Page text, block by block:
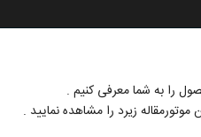
را به شما معرفی کنیم .